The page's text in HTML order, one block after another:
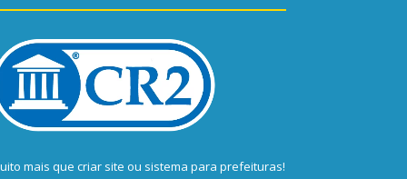
mais que criar site ou sistema para prefeituras!